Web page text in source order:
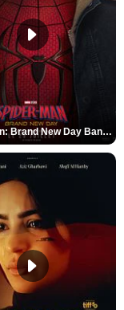
Spider-Man: Brand New Day Bande-annonce VO STFR